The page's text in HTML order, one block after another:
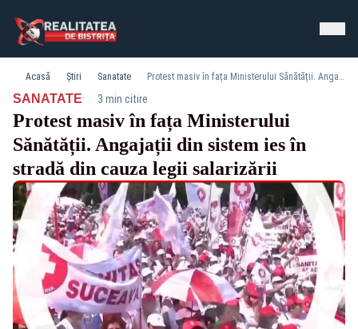
Acasă Știri Sanatate Protest masiv în fața Ministerului Sănătății. Angajații din sistem ies în stradă din cauza legii salarizării
SANATATE· 3 min citire
Protest masiv în fața Ministerului
Sănătății. Angajații din sistem ies în
stradă din cauza legii salarizării